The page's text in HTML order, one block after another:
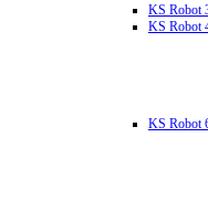
KS Robot
KS Robot
KS Robot